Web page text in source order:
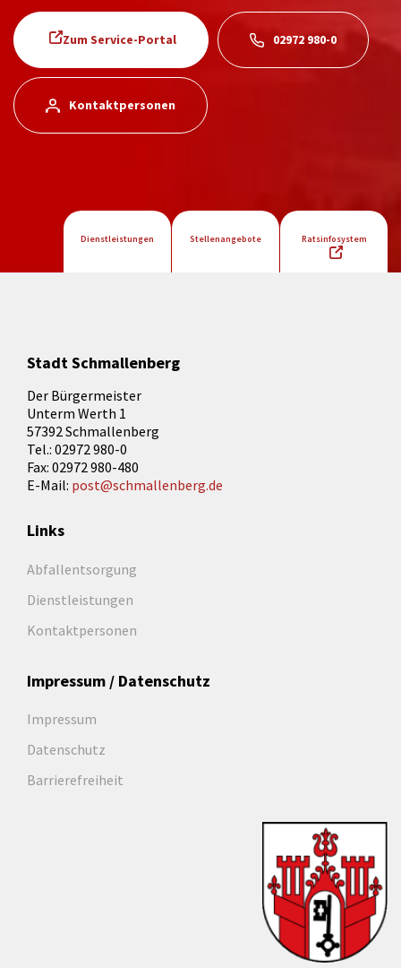
Zum Service-Portal 02972 980-0
Kontaktpersonen
Dienstleistungen Stellenangebote Ratsinfosystem
Stadt Schmallenberg
Der Bürgermeister
Unterm Werth 1
57392 Schmallenberg
Tel.: 02972 980-0
Fax: 02972 980-480
E-Mail: post@schmallenberg.de
Links
Abfallentsorgung
Dienstleistungen
Kontaktpersonen
Impressum / Datenschutz
Impressum
Datenschutz
Barrierefreiheit